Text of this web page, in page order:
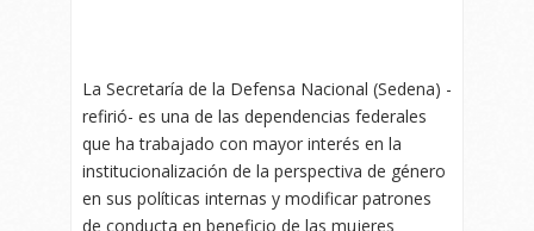
La Secretaría de la Defensa Nacional (Sedena) -
refirió- es una de las dependencias federales
que ha trabajado con mayor interés en la
institucionalización de la perspectiva de género
en sus políticas internas y modificar patrones
de conducta en beneficio de las mujeres